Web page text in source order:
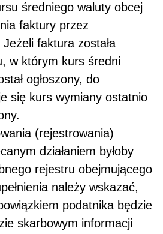
średniego waluty obcej
faktury przez
faktura została
w którym kurs średni
ogłoszony, do
się kurs wymiany ostatnio
(rejestrowania)
działaniem byłoby
rejestru obejmującego
należy wskazać,
podatnika będzie
skarbowym informacji